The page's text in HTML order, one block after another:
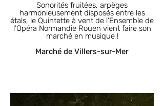
Sonorités fruitées, arpèges
harmonieusement disposés entre les
étals, le Quintette à vent de l’Ensemble de
l’Opéra Normandie Rouen vient faire son
marché en musique !
Marché de Villers-sur-Mer